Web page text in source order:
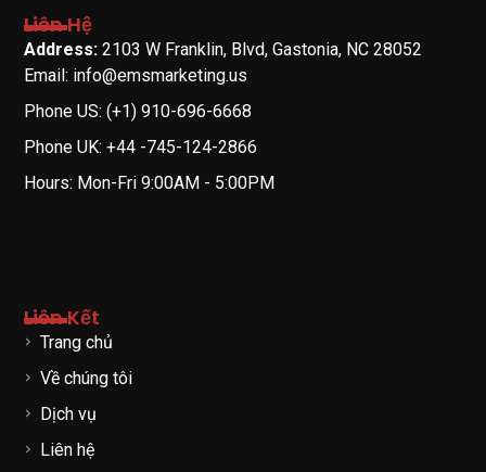
Liên Kết
Trang chủ
Về chúng tôi
Dịch vụ
Liên hệ
Liên Hệ
Address: 2103 W Franklin, Blvd, Gastonia, NC 28052
Email: info@emsmarketing.us
Phone US: (+1) 910-696-6668
Phone UK: +44 -745-124-2866
Hours: Mon-Fri 9:00AM - 5:00PM